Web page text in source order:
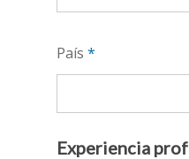
País *
Experiencia